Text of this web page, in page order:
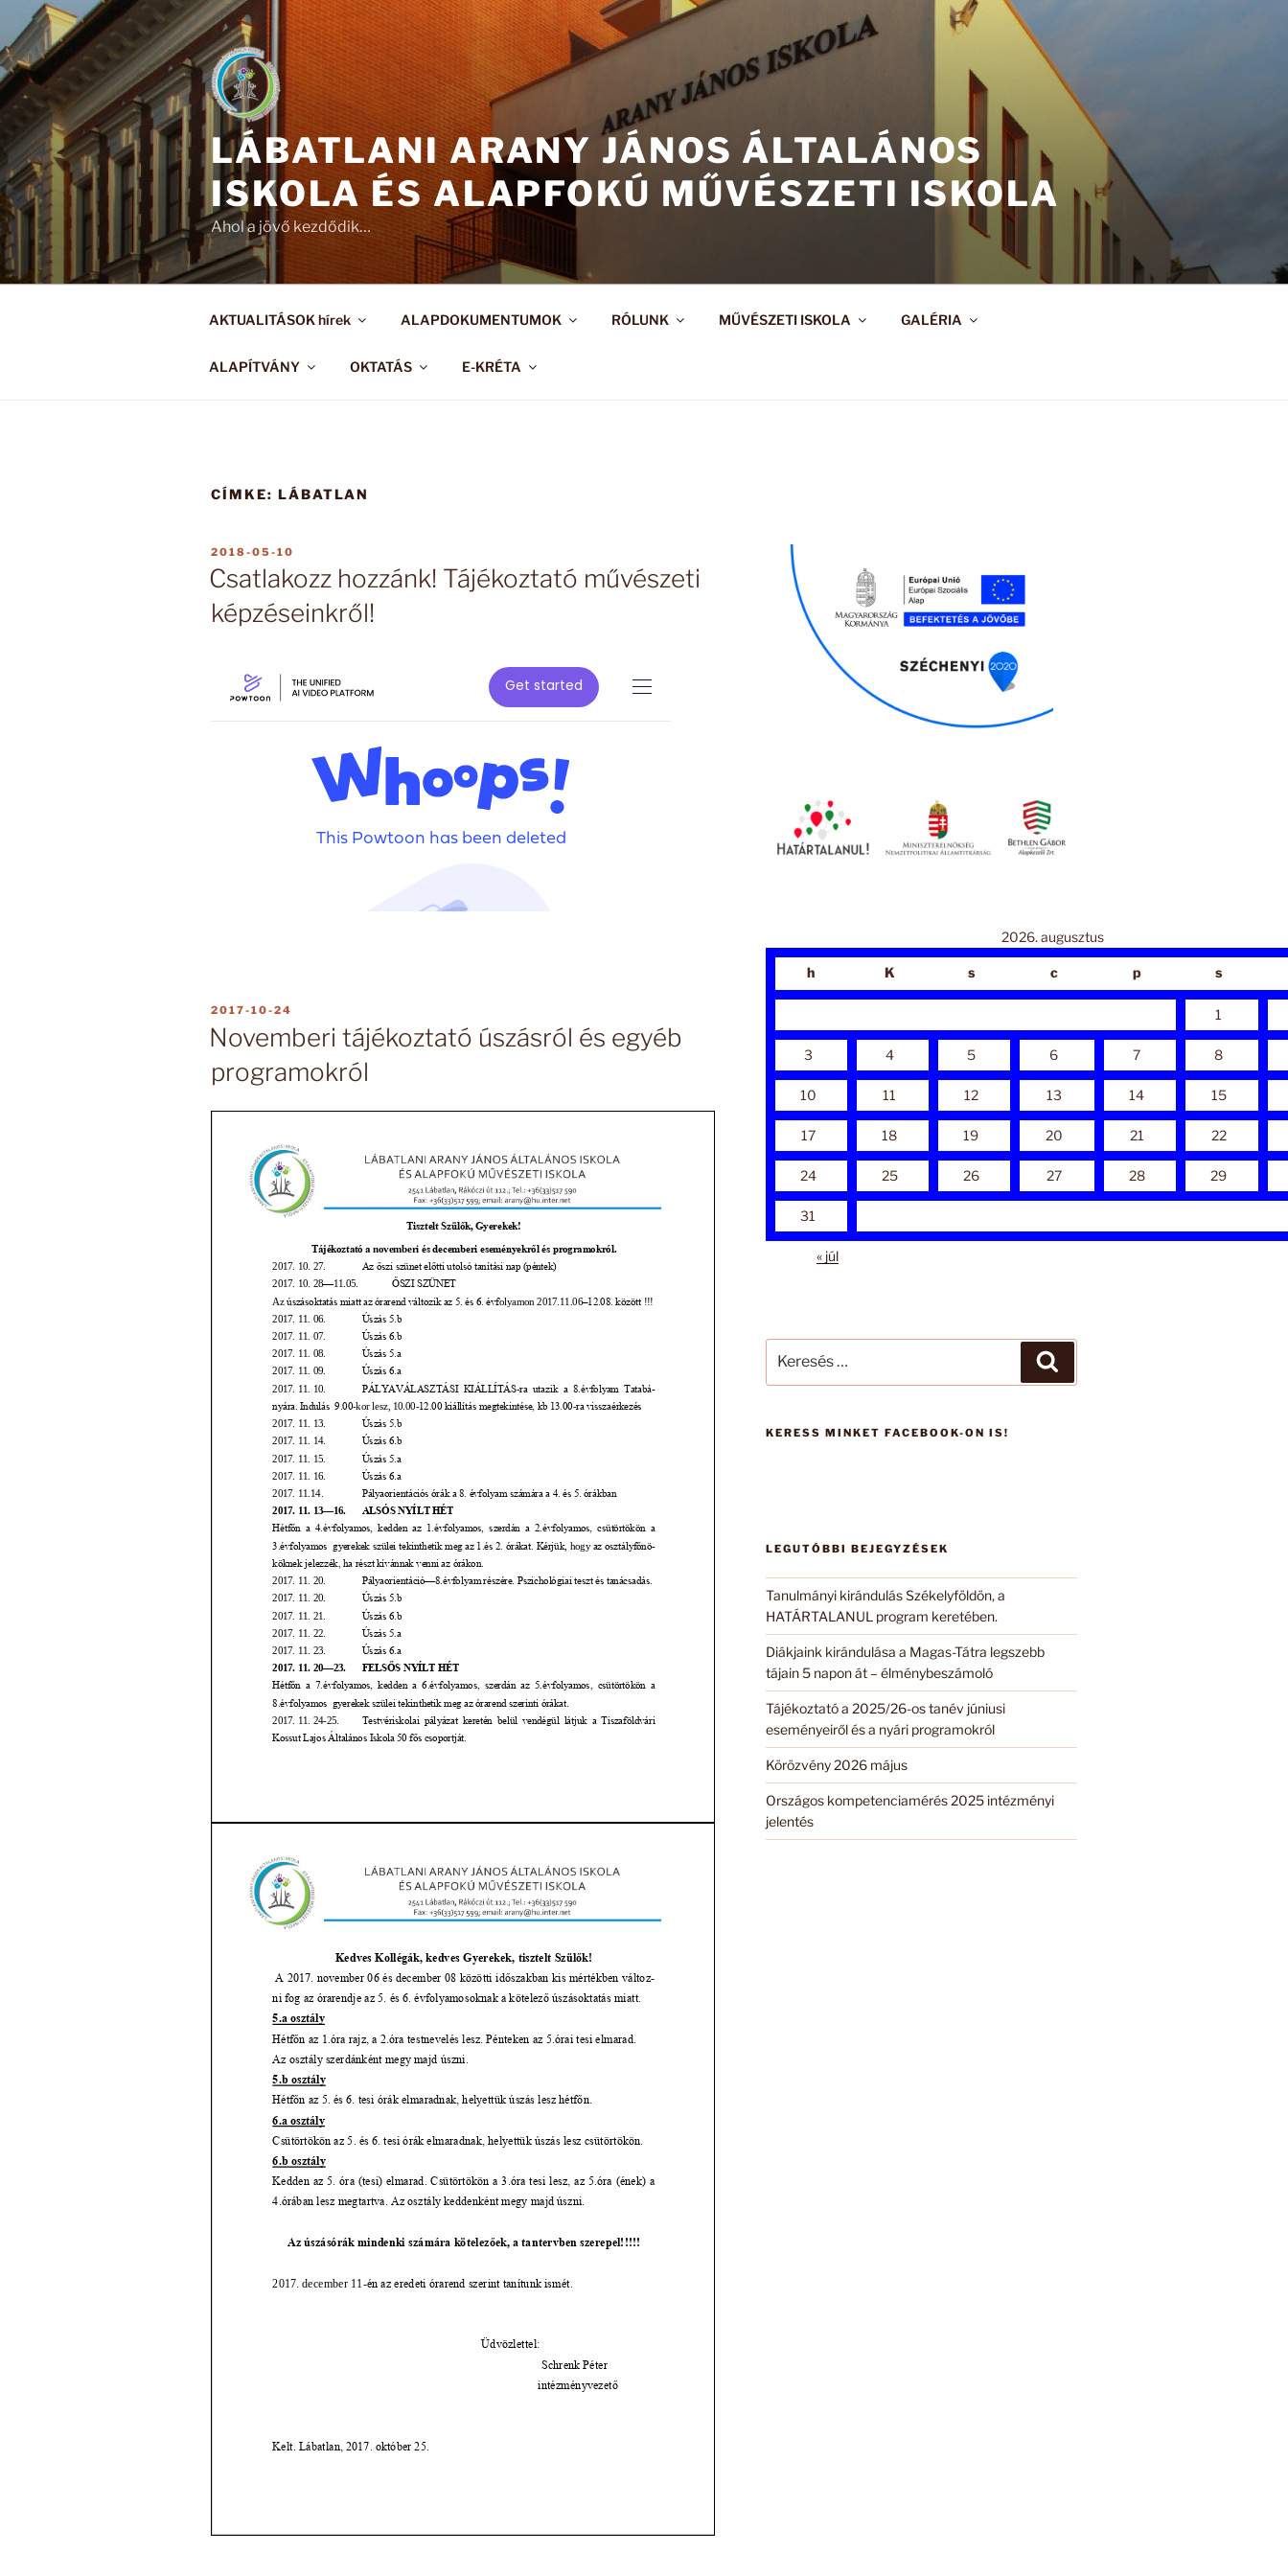
Tartalomhoz
LÁBATLANI ARANY JÁNOS ÁLTALÁNOS
ISKOLA ÉS ALAPFOKÚ MŰVÉSZETI ISKOLA
Ahol a jövő kezdődik…
AKTUALITÁSOK hírek ALAPDOKUMENTUMOK RÓLUNK MŰVÉSZETI ISKOLA GALÉRIA
ALAPÍTVÁNY OKTATÁS E-KRÉTA
CÍMKE: LÁBATLAN
BEKÜLDVE:
2018-05-10
Csatlakozz hozzánk! Tájékoztató művészeti
képzéseinkről!
BEKÜLDVE:
2017-10-24
Novemberi tájékoztató úszásról és egyéb
programokról
2026. augusztus
h K s c p s
1
3 4 5 6 7 8
10 11 12 13 14 15
17 18 19 20 21 22
24 25 26 27 28 29
31
« júl
következő
KERESS MINKET FACEBOOK-ON IS!
LEGUTÓBBI BEJEGYZÉSEK
Tanulmányi kirándulás Székelyföldön, a
HATÁRTALANUL program keretében.
Diákjaink kirándulása a Magas-Tátra legszebb
tájain 5 napon át – élménybeszámoló
Tájékoztató a 2025/26-os tanév júniusi
eseményeiről és a nyári programokról
Körözvény 2026 május
Országos kompetenciamérés 2025 intézményi
jelentés